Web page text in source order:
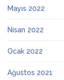
Mayıs 2022
Nisan 2022
Ocak 2022
Ağustos 2021